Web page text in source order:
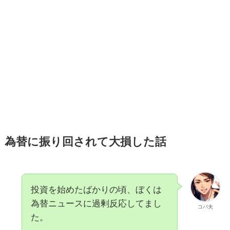
為替に振り回されて大損した話
コバ夫
投資を始めたばかりの頃、ぼくは
為替ニュースに過剰反応してまし
た。